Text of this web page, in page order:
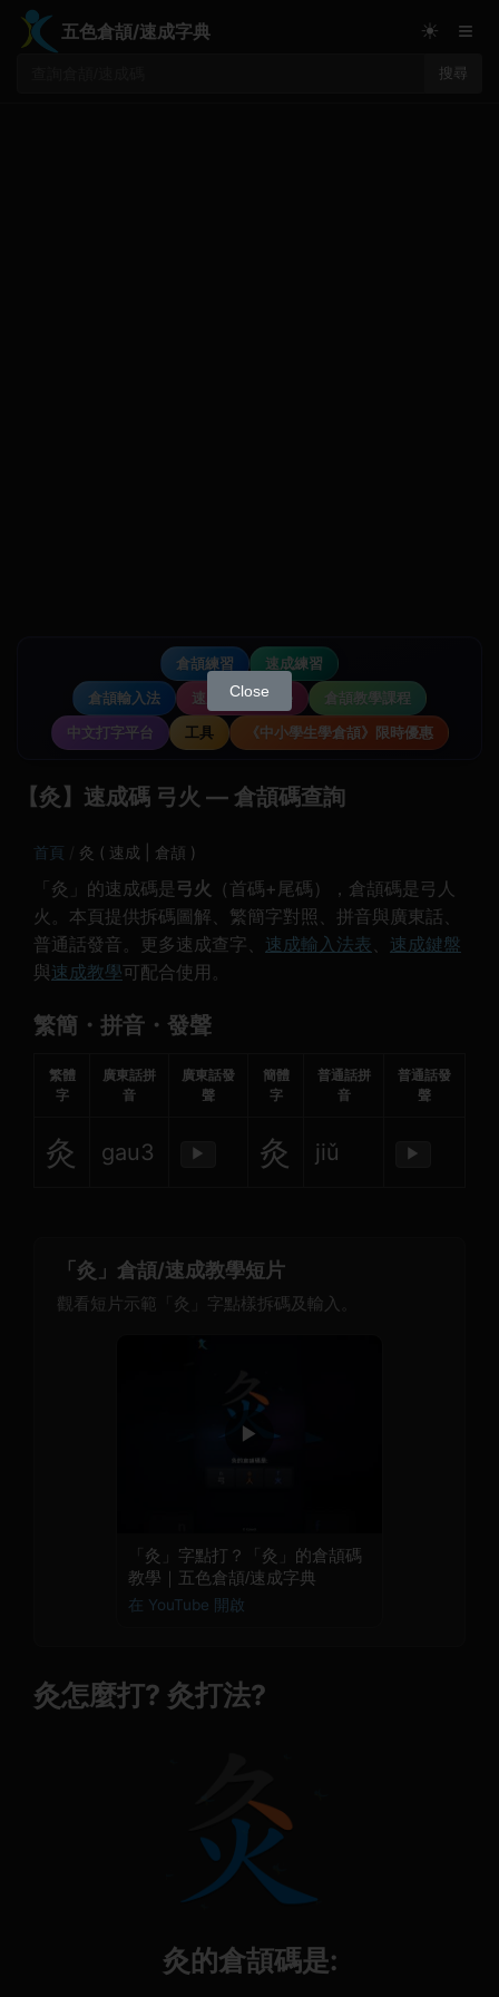
五色倉頡/速成字典
搜尋
☀ ≡
倉頡練習
速成練習
倉頡輸入法
速成輸入法教學
倉頡教學課程
中文打字平台
工具 《中小學生學倉頡》限時優惠
【灸】速成碼 弓火 — 倉頡碼查詢
首頁 灸 ( 速成 | 倉頡 )
「灸」的速成碼是 弓火 （首碼+尾碼），倉頡碼是弓人
火。本頁提供拆碼圖解、繁簡字對照、拼音與廣東話、
普通話發音。更多速成查字、 速成輸入法表、 速成鍵盤
與速成教學可配合使用。
繁簡・拼音・發聲
繁體
字
廣東話拼
音
廣東話發
聲
簡體
字
普通話拼
音
普通話發
聲
灸 gau3 ▶ 灸 jiǔ ▶
「灸」倉頡/速成教學短片
觀看短片示範「灸」字點樣拆碼及輸入。
▶
「灸」字點打？「灸」的倉頡碼
教學｜五色倉頡/速成字典
在 YouTube 開啟
灸怎麼打? 灸打法?
灸的倉頡碼是:
Close